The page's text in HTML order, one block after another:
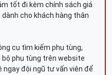
tốt đi kèm chính sách giá
cho khách hàng thân
cụ tìm kiếm phụ tùng,
phụ tùng trên website
đội ngũ tư vấn viên để